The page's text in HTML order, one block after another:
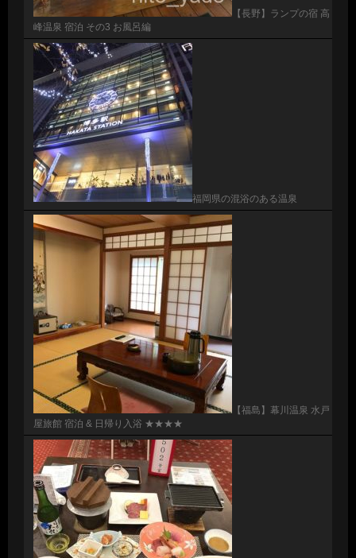
【長野】ランプの宿 高
峰温泉 宿泊 その3 お風呂編
福岡県の混浴のある温泉
【福島】幕川温泉 水戸
屋旅館 宿泊 & 日帰り入浴 ★★★★